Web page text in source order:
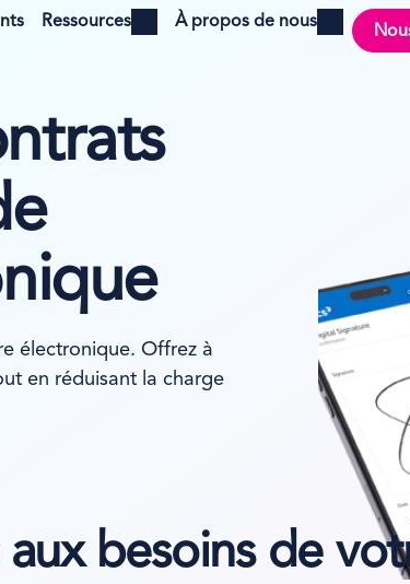
Ressources
Open menu
À propos de nous
Open menu
électronique. Offrez à
en réduisant la charge
besoins de